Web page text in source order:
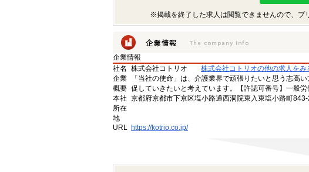
※掲載を終了した求人は閲覧できませんので、プ
企業情報
社名
株式会社コトリオ
株式会社コトリオの他の求人をみ
企業
概要
「当社の使命」は、介護業界で頑張りたいと思う志高
促していきたいと考えています。【許認可番号】一般
本社
所在
地
京都府京都市下京区塩小路通西洞院東入東塩小路町
URL https://kotrio.co.jp/